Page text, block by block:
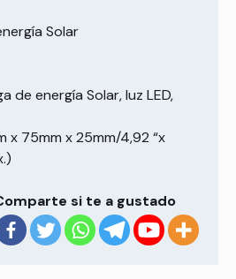
Solar
de energía Solar, luz LED,
x 75mm x 25mm/4,92 “x
si te a gustado